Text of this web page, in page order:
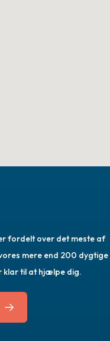
fordelt over det meste af
mere end 200 dygtige
klar til at hjælpe dig.